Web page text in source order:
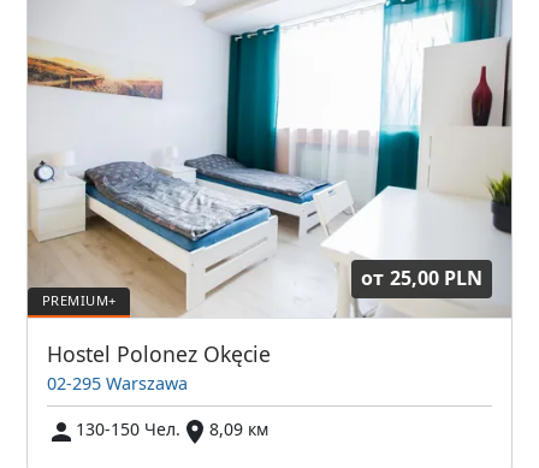
от 25,00 PLN
Hostel Polonez Okęcie
02-295 Warszawa
130-150 Чел.
8,09 км